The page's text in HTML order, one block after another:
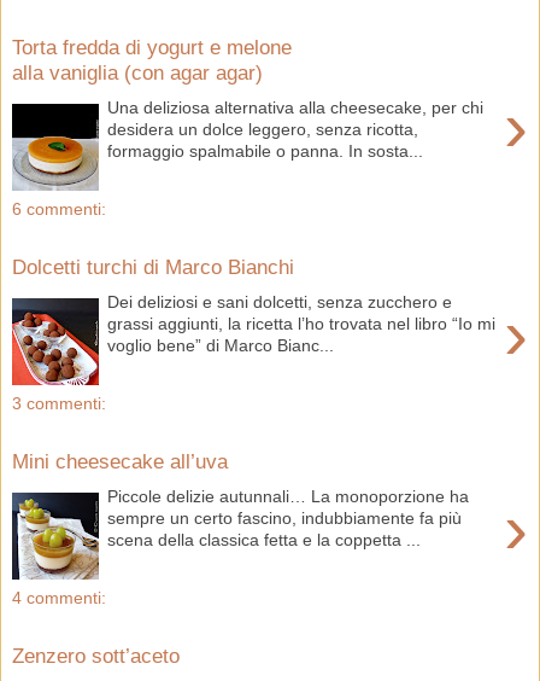
Torta fredda di yogurt e melone
alla vaniglia (con agar agar)
›
Una deliziosa alternativa alla cheesecake, per chi
desidera un dolce leggero, senza ricotta,
formaggio spalmabile o panna. In sosta...
6 commenti:
Dolcetti turchi di Marco Bianchi
›
Dei deliziosi e sani dolcetti, senza zucchero e
grassi aggiunti, la ricetta l’ho trovata nel libro “Io mi
voglio bene” di Marco Bianc...
3 commenti:
Mini cheesecake all’uva
›
Piccole delizie autunnali… La monoporzione ha
sempre un certo fascino, indubbiamente fa più
scena della classica fetta e la coppetta ...
4 commenti:
Zenzero sott’aceto